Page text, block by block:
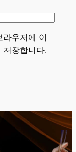
라우저에 이
저장합니다.